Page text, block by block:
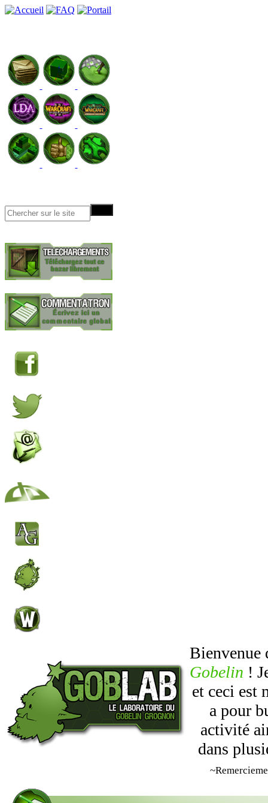
Bienvenue
Gobelin !
et ceci est
a pour
activité
dans